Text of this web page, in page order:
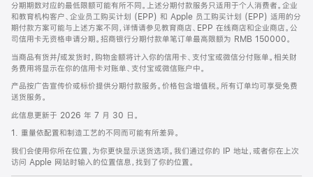
分期期数对应的最低限额可能有所不同。上述分期付款服务只适用于个人消费者。企业
和教育机构客户、企业员工购买计划 (EPP) 和 Apple 员工购买计划 (EPP) 适用的分
期付款方案可能与上述方案不同，详情请参见教育商店、EPP 在线商店和企业商店。公
司信用卡无资格申请分期。招商银行分期付款单笔订单最高限额为 RMB 150000。
当商品有货并/或发货时，购物金额将计入你的信用卡、支付宝或微信分付账单。相关财
务费用将显示在你的信用卡对账单、支付宝或微信账户中。
产品按广告宣传价或标价提供分期付款服务。价格包含增值税。所有订单均可享受免费
送货服务。
此信息更新于 2026 年 7 月 30 日。
1. 重量依配置和制造工艺的不同而可能有所差异。
我们会使用你所在位置，为你更快显示送货选项。我们通过你的 IP 地址，或者你在上次
访问 Apple 网站时输入的位置信息，找到了你的位置。